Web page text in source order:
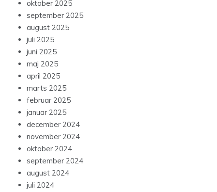
oktober 2025
september 2025
august 2025
juli 2025
juni 2025
maj 2025
april 2025
marts 2025
februar 2025
januar 2025
december 2024
november 2024
oktober 2024
september 2024
august 2024
juli 2024